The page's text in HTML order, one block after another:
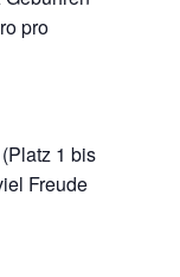
pro
1 bis
Freude